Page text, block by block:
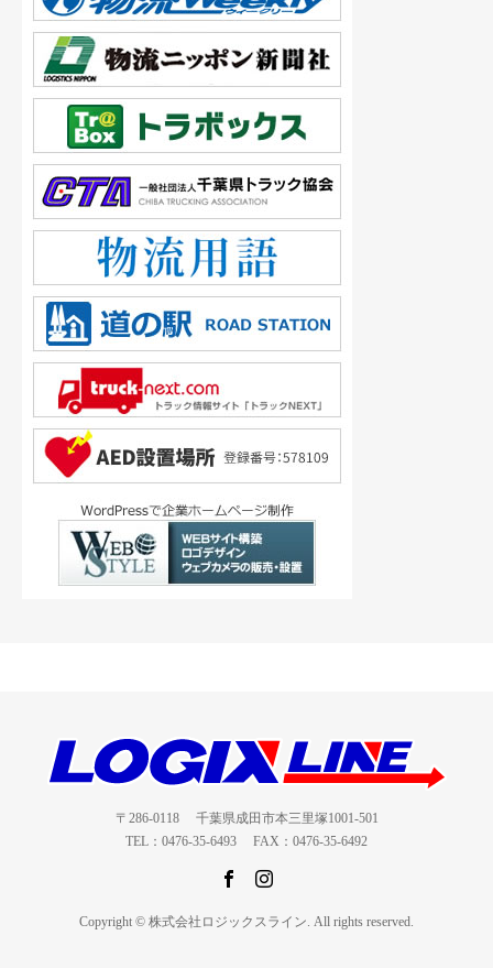
〒286-0118 千葉県成田市本三里塚1001-501
TEL：0476-35-6493 FAX：0476-35-6492
Copyright © 株式会社ロジックスライン. All rights reserved.